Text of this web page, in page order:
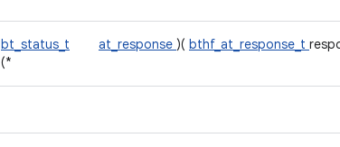
bt_status_t
(*
at_response )( bthf_at_response_t